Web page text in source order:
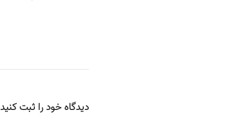
دیدگاه خود را ثبت کنید